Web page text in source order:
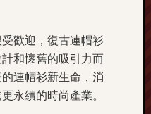
歡迎，復古連帽衫
和懷舊的吸引力而
連帽衫新生命，消
永續的時尚產業。